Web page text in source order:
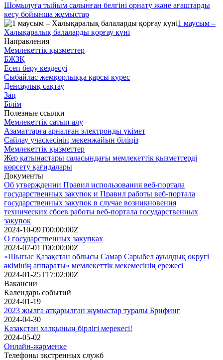
Шомылуға тыйым салынған белгіні орнату және ағаштарды
кесу бойынша жұмыстар
1 маусым –
Халықаралық балаларды қорғау күні
Направления
Мемлекеттік қызметтер
БЖЗҚ
Есеп беру кездесуі
Сыбайлас жемқорлыққа қарсы күрес
Денсаулық сақтау
Заң
Білім
Полезные ссылки
Мемлекеттік сатып алу
Азаматтарға арналған электронды үкімет
Сайлау учаскесінің мекенжайын біліңіз
Мемлекеттік қызметтер
Жер қатынастары саласындағы мемлекеттік қызметтерді
көрсету қағидалары
Документы
Об утверждении Правил использования веб-портала
государственных закупок и Правил работы веб-портала
государственных закупок в случае возникновения
технических сбоев работы веб-портала государственных
закупок
2024-10-09T00:00:00Z
О государственных закупках
2024-07-01T00:00:00Z
«Шығыс Қазақстан облысы Самар Сарыбел ауылдық округі
әкімінің аппараты» мемлекеттік мекемесінің ережесі
2024-01-25T17:02:00Z
Вакансии
Календарь событий
2024-01-19
2023 жылға атқарылған жұмыстар туралы Брифинг
2024-04-30
Қазақстан халқының бірлігі мерекесі!
2024-05-02
Онлайн-жәрменке
Телефоны экстренных служб